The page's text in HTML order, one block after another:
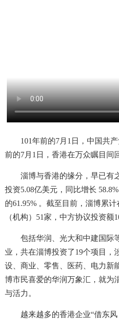
101年前的7月1日，中国共产
前的7月1日，香港在万众瞩目间
淄博与香港的缘分，早已有之
投资5.08亿美元，同比增长
的61.95% 。截至目前，淄博累
（机构）51家，中方协议投资额
包括华润、光大和中建国际
业，共在淄博投资了19个项目，
设、商业、零售、医药、电力新
博市民喜爱的华润万象汇，就为
与活力。
越来越多的香港企业“借东风